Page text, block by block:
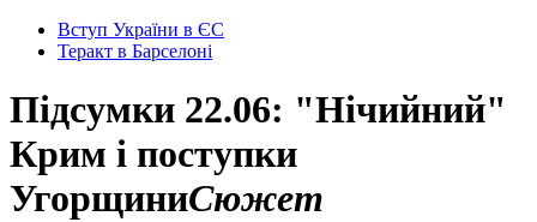
Вступ України в ЄС
Теракт в Барселоні
Підсумки 22.06: "Нічийний"
Крим і поступки
УгорщиниСюжет